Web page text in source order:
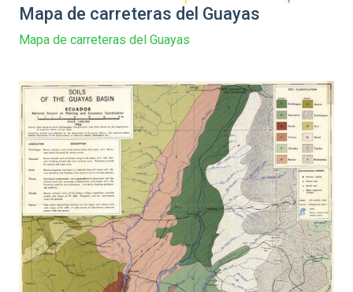
Mapa de carreteras del Guayas
Mapa de carreteras del Guayas